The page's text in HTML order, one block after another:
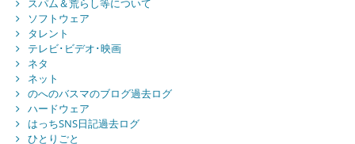
スパム＆荒らし等について
ソフトウェア
タレント
テレビ･ビデオ･映画
ネタ
ネット
のへのバスマのブログ過去ログ
ハードウェア
はっちSNS日記過去ログ
ひとりごと